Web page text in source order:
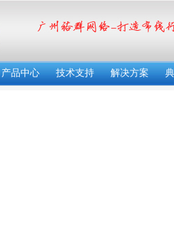
产品中心 技术支持 解决方案